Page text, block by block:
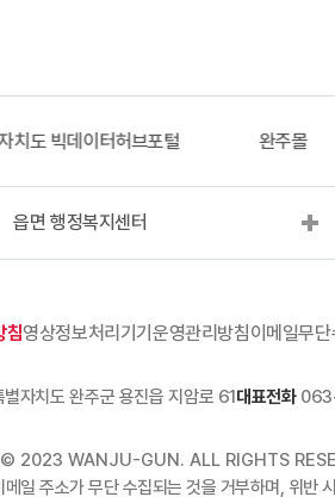
치도 빅데이터허브포털 완주몰
읍면 행정복지센터
침영상정보처리기기운영관리방침이메일무
자치도 완주군 용진읍 지암로 61대표전화
2023 WANJU-GUN. ALL RIGHTS
일 주소가 무단 수집되는 것을 거부하며, 위반